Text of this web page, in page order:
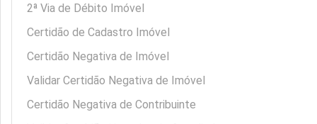
2ª Via de Débito Imóvel
Certidão de Cadastro Imóvel
Certidão Negativa de Imóvel
Validar Certidão Negativa de Imóvel
Certidão Negativa de Contribuinte